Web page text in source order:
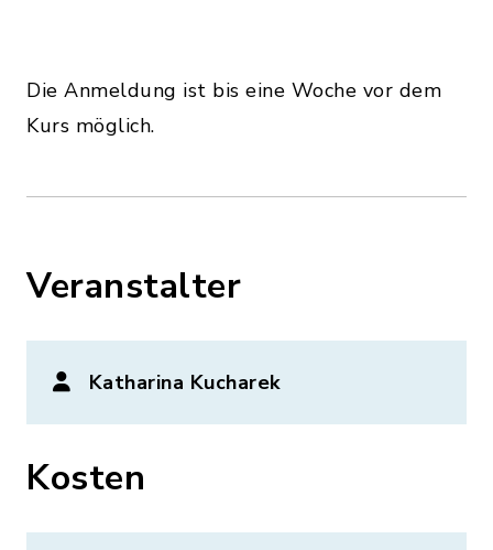
Die Anmeldung ist bis eine Woche vor dem
Kurs möglich.
Veranstalter
Katharina Kucharek
Kosten